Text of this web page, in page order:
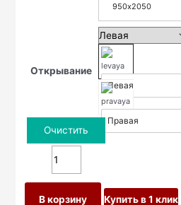
950х2050
Открывание
Левая
Правая
Очистить
В корзину Купить в 1 клик